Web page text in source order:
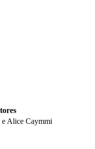
e Alice Caymmi